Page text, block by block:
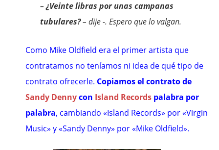
–¿Veinte libras por unas campanas
tubulares?– dije -. Espero que lo valgan.
Como Mike Oldfield era el primer artista que
contratamos no teníamos ni idea de qué tipo de
contrato ofrecerle. Copiamos el contrato de
Sandy Dennycon Island Records palabra por
palabra, cambiando «Island Records» por «Virgin
Music» y «Sandy Denny» por «Mike Oldfield».